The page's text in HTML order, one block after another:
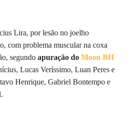
Lira, por lesão no joelho
com problema muscular na coxa
segundo apuração do Moon BH
Lucas Veríssimo, Luan Peres e
Henrique, Gabriel Bontempo e